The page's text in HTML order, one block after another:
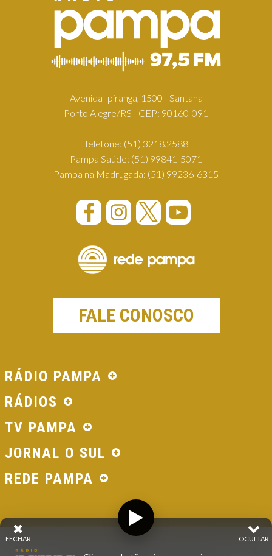
Avenida Ipiranga, 1500 - Santana
Porto Alegre/RS | CEP: 90160-091
Telefone: (51) 3218.2588
Pampa Saúde: (51) 99841-5071
Pampa na Madrugada: (51) 99236-6315
FALE CONOSCO
RÁDIO PAMPA
RÁDIOS
TV PAMPA
JORNAL O SUL
REDE PAMPA
© 2026 - Direitos Reservados - Rádio Pampa - Rede
OCULTAR
FECHAR